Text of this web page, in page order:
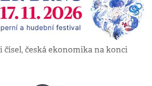
čísel, česká ekonomika na konci